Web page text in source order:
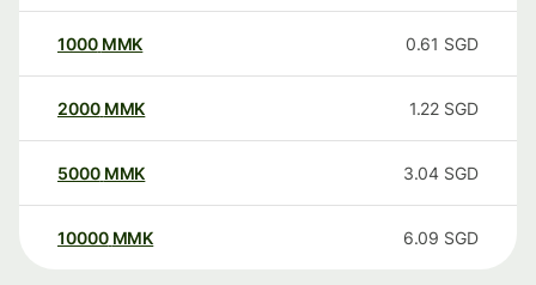
1000 MMK 0.61 SGD
2000 MMK 1.22 SGD
5000 MMK 3.04 SGD
10000 MMK 6.09 SGD